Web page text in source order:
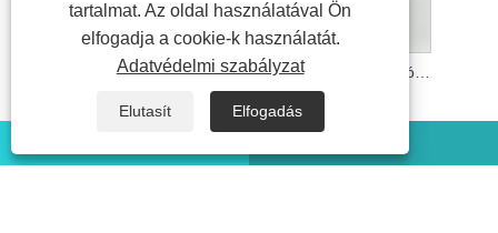
Testreszabott tok szórólapos jegyzetfüzethez
tartalmat. Az oldal használatával Ön
elfogadja a cookie-k használatát.
Adatvédelmi szabályzat
Elutasít
Elfogadás